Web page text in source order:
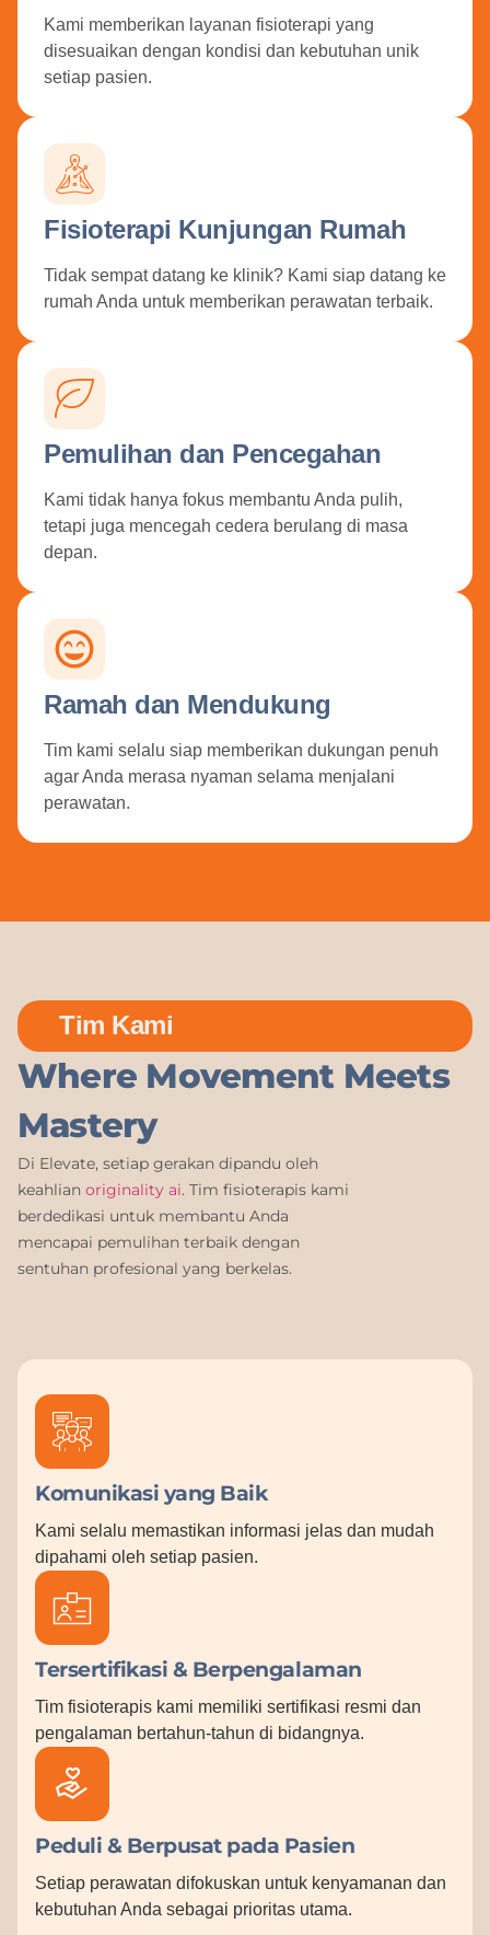
Kami memberikan layanan fisioterapi yang
disesuaikan dengan kondisi dan kebutuhan unik
setiap pasien.
Fisioterapi Kunjungan Rumah
Tidak sempat datang ke klinik? Kami siap datang ke
rumah Anda untuk memberikan perawatan terbaik.
Pemulihan dan Pencegahan
Kami tidak hanya fokus membantu Anda pulih,
tetapi juga mencegah cedera berulang di masa
depan.
Ramah dan Mendukung
Tim kami selalu siap memberikan dukungan penuh
agar Anda merasa nyaman selama menjalani
perawatan.
Tim Kami
Where Movement Meets
Mastery
Di Elevate, setiap gerakan dipandu oleh
keahlian originality ai. Tim fisioterapis kami
berdedikasi untuk membantu Anda
mencapai pemulihan terbaik dengan
sentuhan profesional yang berkelas.
Komunikasi yang Baik
Kami selalu memastikan informasi jelas dan mudah
dipahami oleh setiap pasien.
Tersertifikasi & Berpengalaman
Tim fisioterapis kami memiliki sertifikasi resmi dan
pengalaman bertahun-tahun di bidangnya.
Peduli & Berpusat pada Pasien
Setiap perawatan difokuskan untuk kenyamanan dan
kebutuhan Anda sebagai prioritas utama.